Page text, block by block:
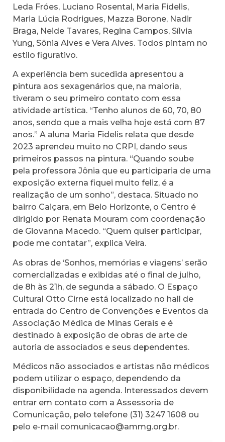
Leda Fróes, Luciano Rosental, Maria Fidelis,
Maria Lúcia Rodrigues, Mazza Borone, Nadir
Braga, Neide Tavares, Regina Campos, Sílvia
Yung, Sônia Alves e Vera Alves. Todos pintam no
estilo figurativo.
A experiência bem sucedida apresentou a
pintura aos sexagenários que, na maioria,
tiveram o seu primeiro contato com essa
atividade artística. “Tenho alunos de 60, 70, 80
anos, sendo que a mais velha hoje está com 87
anos.” A aluna Maria Fidelis relata que desde
2023 aprendeu muito no CRPI, dando seus
primeiros passos na pintura. “Quando soube
pela professora Jônia que eu participaria de uma
exposição externa fiquei muito feliz, é a
realização de um sonho”, destaca. Situado no
bairro Caiçara, em Belo Horizonte, o Centro é
dirigido por Renata Mouram com coordenação
de Giovanna Macedo. “Quem quiser participar,
pode me contatar”, explica Veira.
As obras de ‘Sonhos, memórias e viagens’ serão
comercializadas e exibidas até o final de julho,
de 8h às 21h, de segunda a sábado. O Espaço
Cultural Otto Cirne está localizado no hall de
entrada do Centro de Convenções e Eventos da
Associação Médica de Minas Gerais e é
destinado à exposição de obras de arte de
autoria de associados e seus dependentes.
Médicos não associados e artistas não médicos
podem utilizar o espaço, dependendo da
disponibilidade na agenda. Interessados devem
entrar em contato com a Assessoria de
Comunicação, pelo telefone (31) 3247 1608 ou
pelo e-mail comunicacao@ammg.org.br.